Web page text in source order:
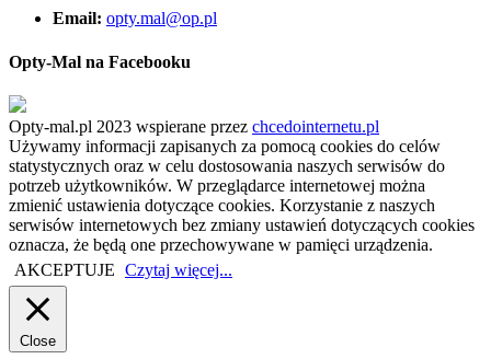
Email: opty.mal@op.pl
Opty-Mal na Facebooku
Opty-mal.pl 2023 wspierane przez chcedointernetu.pl
Używamy informacji zapisanych za pomocą cookies do celów
statystycznych oraz w celu dostosowania naszych serwisów do
potrzeb użytkowników. W przeglądarce internetowej można
zmienić ustawienia dotyczące cookies. Korzystanie z naszych
serwisów internetowych bez zmiany ustawień dotyczących cookies
oznacza, że będą one przechowywane w pamięci urządzenia.
AKCEPTUJE Czytaj więcej...
Close